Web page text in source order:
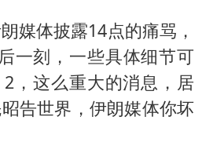
媒体披露14点的痛骂，
一刻，一些具体细节可
，这么重大的消息，居
告世界，伊朗媒体你坏